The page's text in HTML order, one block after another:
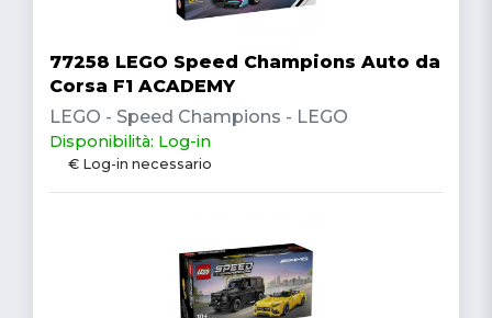
77258 LEGO Speed Champions Auto da
Corsa F1 ACADEMY
LEGO - Speed Champions - LEGO
Disponibilità: Log-in
€ Log-in necessario